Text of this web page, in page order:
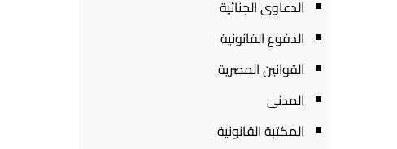
الدعاوى الجنائية
الدفوع القانونية
القوانين المصرية
المدنى
المكتبة القانونية